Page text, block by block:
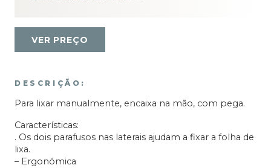
VER PREÇO
DESCRIÇÃO:
Para lixar manualmente, encaixa na mão, com pega.
Características:
. Os dois parafusos nas laterais ajudam a fixar a folha de
lixa.
– Ergonómica